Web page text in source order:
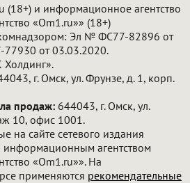
(18+) и информационное агентство
«Om1.ru»» (18+)
Эл № ФС77-82896 от
от 03.03.2020.
г. Омск, ул. Фрунзе, д. 1, корп.
продаж: 644043, г. Омск, ул.
10, офис 1001.
на сайте сетевого издания
информационным агентством
«Om1.ru»». На
применяются рекомендательные